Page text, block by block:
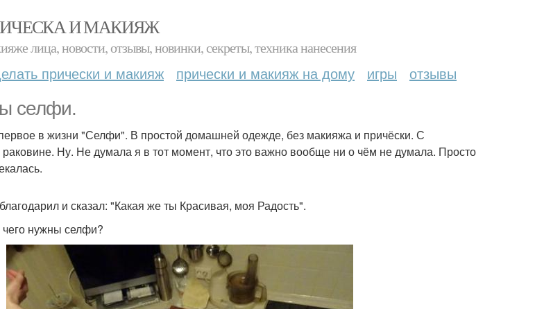
И МАКИЯЖ
лица, новости, отзывы, новинки, секреты, техника нанесения
прически и макияж прически и макияж на дому игры отзывы
селфи.
в жизни "Селфи". В простой домашней одежде, без макияжа и причёски. С
Ну. Не думала я в тот момент, что это важно вообще ни о чём не думала. Просто
и сказал: "Какая же ты Красивая, моя Радость".
нужны селфи?